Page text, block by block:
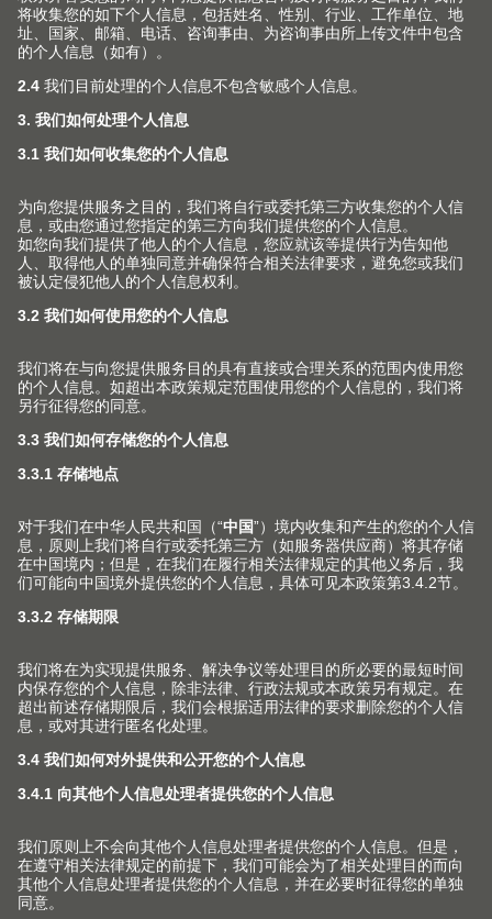
MINIPRESS P 气动钻孔机安装五金件，快速又轻松。配
套使用 EASYSTICK，既能提高灵活性，又能缩短组装时
或许您对以下内容也感兴趣
加工工具选择器
每款产品都有其相应的加工辅助
钻孔和五金件安装机
关于我们